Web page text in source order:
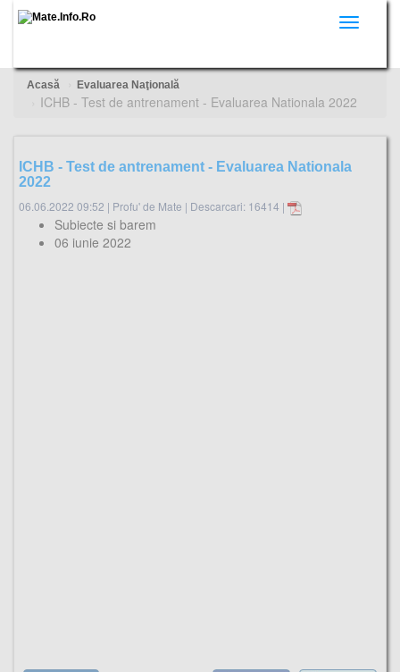
Toggle
Acasă Evaluarea Naţională
ICHB - Test de antrenament - Evaluarea Nationala 2022
ICHB - Test de antrenament - Evaluarea Nationala
2022
06.06.2022 09:52 | Profu' de Mate | Descarcari: 16414 |
Subiecte si barem
06 iunie 2022